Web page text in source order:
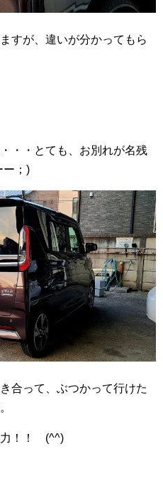
すが、違いが分かってもら
・・とても、お別れが名残
ー；)
合って、ぶつかって行けた
力！！ (^^)